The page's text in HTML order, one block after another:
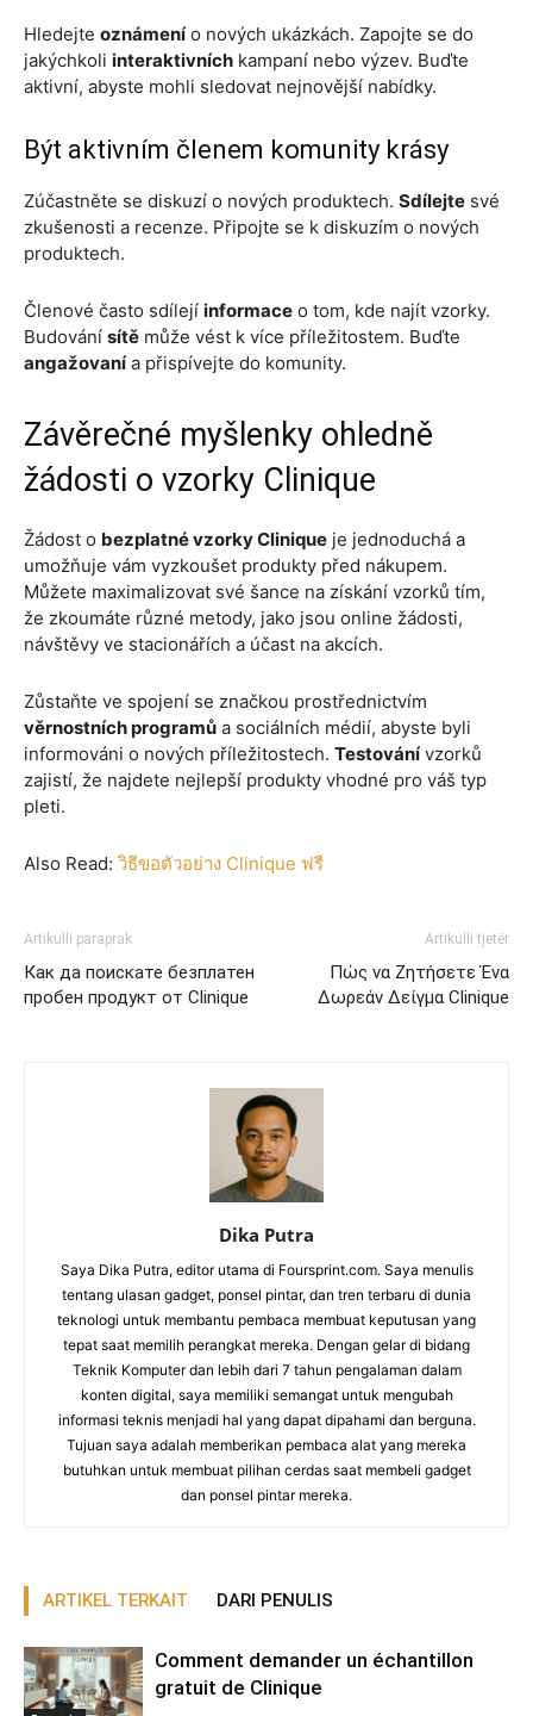
Hledejte oznámenío nových ukázkách. Zapojte se do
jakýchkoli interaktivních kampaní nebo výzev. Buďte
aktivní, abyste mohli sledovat nejnovější nabídky.
Být aktivním členem komunity krásy
Zúčastněte se diskuzí o nových produktech. Sdílejte své
zkušenosti a recenze. Připojte se k diskuzím o nových
produktech.
Členové často sdílejí informace o tom, kde najít vzorky.
Budování sítě může vést k více příležitostem. Buďte
angažovanía přispívejte do komunity.
Závěrečné myšlenky ohledně
žádosti o vzorky Clinique
Žádost o bezplatné vzorky Clinique je jednoduchá a
umožňuje vám vyzkoušet produkty před nákupem.
Můžete maximalizovat své šance na získání vzorků tím,
že zkoumáte různé metody, jako jsou online žádosti,
návštěvy ve stacionářích a účast na akcích.
Zůstaňte ve spojení se značkou prostřednictvím
věrnostních programů a sociálních médií, abyste byli
informováni o nových příležitostech. Testovánívzorků
zajistí, že najdete nejlepší produkty vhodné pro váš typ
pleti.
Also Read: วิธีขอตัวอย่าง Clinique ฟรี
Artikulli paraprak
Как да поискате безплатен
пробен продукт от Clinique
Artikulli tjetër
Πώς να Ζητήσετε Ένα
Δωρεάν Δείγμα Clinique
Dika Putra
Saya Dika Putra, editor utama di Foursprint.com. Saya menulis
tentang ulasan gadget, ponsel pintar, dan tren terbaru di dunia
teknologi untuk membantu pembaca membuat keputusan yang
tepat saat memilih perangkat mereka. Dengan gelar di bidang
Teknik Komputer dan lebih dari 7 tahun pengalaman dalam
konten digital, saya memiliki semangat untuk mengubah
informasi teknis menjadi hal yang dapat dipahami dan berguna.
Tujuan saya adalah memberikan pembaca alat yang mereka
butuhkan untuk membuat pilihan cerdas saat membeli gadget
dan ponsel pintar mereka.
ARTIKEL TERKAIT DARI PENULIS
Comment demander un échantillon
gratuit de Clinique